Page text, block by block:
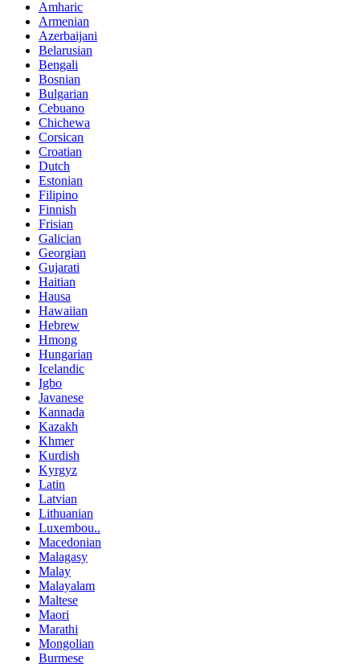
Amharic
Armenian
Azerbaijani
Belarusian
Bengali
Bosnian
Bulgarian
Cebuano
Chichewa
Corsican
Croatian
Dutch
Estonian
Filipino
Finnish
Frisian
Galician
Georgian
Gujarati
Haitian
Hausa
Hawaiian
Hebrew
Hmong
Hungarian
Icelandic
Igbo
Javanese
Kannada
Kazakh
Khmer
Kurdish
Kyrgyz
Latin
Latvian
Lithuanian
Luxembou..
Macedonian
Malagasy
Malay
Malayalam
Maltese
Maori
Marathi
Mongolian
Burmese